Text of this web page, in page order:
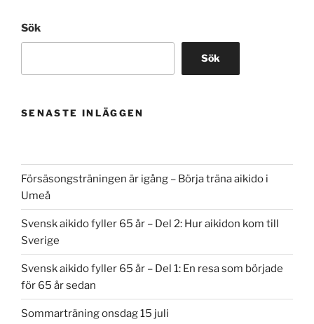
Sök
Sök
SENASTE INLÄGGEN
Försäsongsträningen är igång – Börja träna aikido i
Umeå
Svensk aikido fyller 65 år – Del 2: Hur aikidon kom till
Sverige
Svensk aikido fyller 65 år – Del 1: En resa som började
för 65 år sedan
Sommarträning onsdag 15 juli